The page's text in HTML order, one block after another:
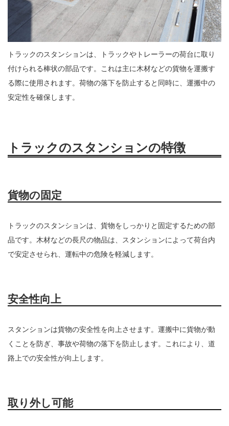
トラックのスタンションは、トラックやトレーラーの荷台に取り
付けられる棒状の部品です。これは主に木材などの貨物を運搬す
る際に使用されます。荷物の落下を防止すると同時に、運搬中の
安定性を確保します。
トラックのスタンションの特徴
貨物の固定
トラックのスタンションは、貨物をしっかりと固定するための部
品です。木材などの長尺の物品は、スタンションによって荷台内
で安定させられ、運転中の危険を軽減します。
安全性向上
スタンションは貨物の安全性を向上させます。運搬中に貨物が動
くことを防ぎ、事故や荷物の落下を防止します。これにより、道
路上での安全性が向上します。
取り外し可能